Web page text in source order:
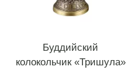
Буддийский
колокольчик «Тришула»